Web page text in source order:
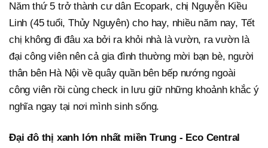
Năm thứ 5 trở thành cư dân Ecopark, chị Nguyễn Kiều
Linh (45 tuổi, Thủy Nguyên) cho hay, nhiều năm nay, Tết
chị không đi đâu xa bởi ra khỏi nhà là vườn, ra vườn là
đại công viên nên cả gia đình thường mời bạn bè, người
thân bên Hà Nội về quây quần bên bếp nướng ngoài
công viên rồi cùng check in lưu giữ những khoảnh khắc ý
nghĩa ngay tại nơi mình sinh sống.
Đại đô thị xanh lớn nhất miền Trung - Eco Central